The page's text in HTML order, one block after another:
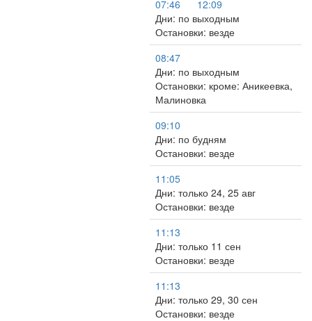
07:46
12:09
Дни: по выходным
Остановки: везде
08:47
Дни: по выходным
Остановки: кроме: Аникеевка,
Малиновка
09:10
Дни: по будням
Остановки: везде
11:05
Дни: только 24, 25 авг
Остановки: везде
11:13
Дни: только 11 сен
Остановки: везде
11:13
Дни: только 29, 30 сен
Остановки: везде